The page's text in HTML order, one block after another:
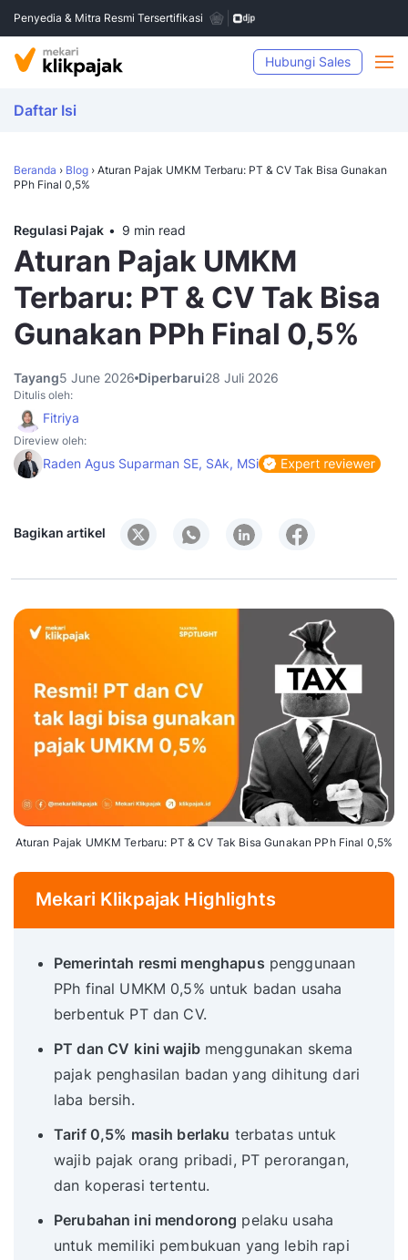
Penyedia & Mitra Resmi Tersertifikasi
Hubungi Sales
Daftar Isi
Beranda › Blog › Aturan Pajak UMKM Terbaru: PT & CV Tak Bisa Gunakan
PPh Final 0,5%
Regulasi Pajak 9 min read
Aturan Pajak UMKM
Terbaru: PT & CV Tak Bisa
Gunakan PPh Final 0,5%
Tayang5 June 2026 Diperbarui28 Juli 2026
Ditulis oleh:
Fitriya
Direview oleh:
Raden Agus Suparman SE, SAk, MSi
Bagikan artikel
Aturan Pajak UMKM Terbaru: PT & CV Tak Bisa Gunakan PPh Final 0,5%
Mekari Klikpajak Highlights
Pemerintah resmi menghapus penggunaan
PPh final UMKM 0,5% untuk badan usaha
berbentuk PT dan CV.
PT dan CV kini wajibmenggunakan skema
pajak penghasilan badan yang dihitung dari
laba bersih.
Tarif 0,5% masih berlaku terbatas untuk
wajib pajak orang pribadi, PT perorangan,
dan koperasi tertentu.
Perubahan ini mendorong pelaku usaha
untuk memiliki pembukuan yang lebih rapi